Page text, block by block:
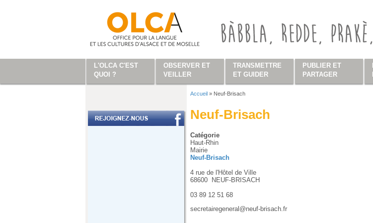
Accueil » Neuf-Brisach
Neuf-Brisach
Catégorie
Haut-Rhin
Mairie
Neuf-Brisach
4 rue de l'Hôtel de Ville
68600
NEUF-BRISACH
03 89 12 51 68
secretairegeneral@neuf-brisach.fr
L'OLCA C'EST
QUOI ?
OBSERVER ET
VEILLER
TRANSMETTRE
ET GUIDER
PUBLIER ET
PARTAGER